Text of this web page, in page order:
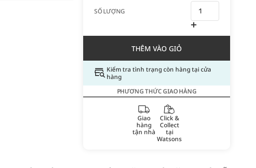
SỐ LƯỢNG
THÊM VÀO GIỎ
Kiểm tra tình trạng còn hàng tại cửa
hàng
PHƯƠNG THỨC GIAO HÀNG
Giao
hàng
tận nhà
Click &
Collect
tại
Watsons